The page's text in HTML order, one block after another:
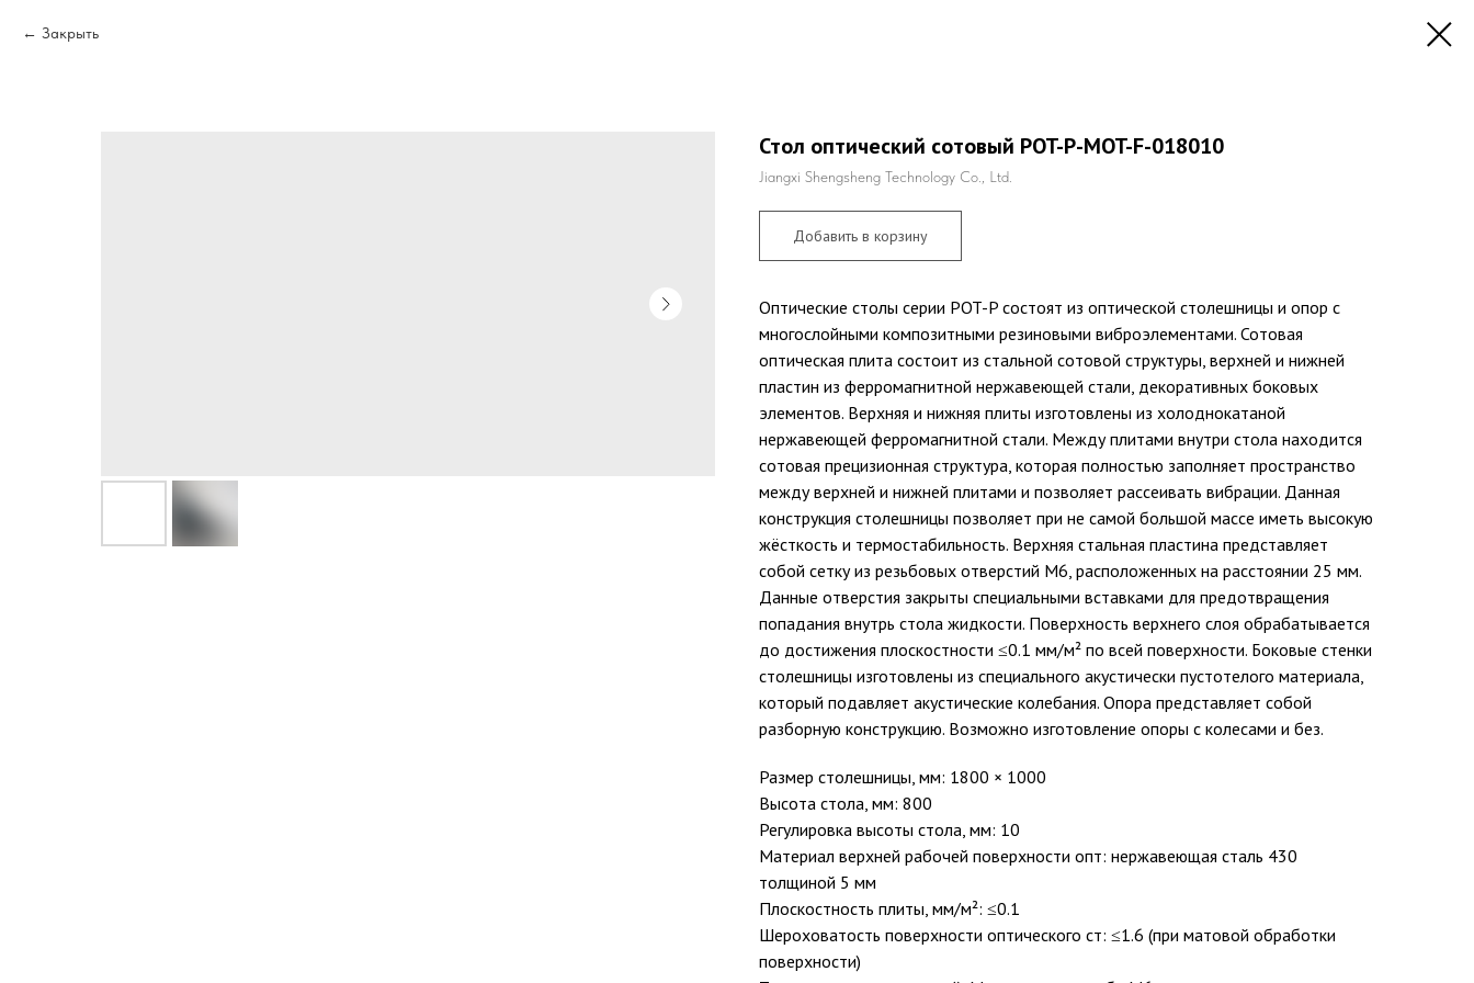
Закрыть
Стол оптический сотовый POT-P-MOT-F-018010
Jiangxi Shengsheng Technology Co., Ltd.
Добавить в корзину
Оптические столы серии POT-P состоят из оптической столешницы и опор с
многослойными композитными резиновыми виброэлементами. Сотовая
оптическая плита состоит из стальной сотовой структуры, верхней и нижней
пластин из ферромагнитной нержавеющей стали, декоративных боковых
элементов. Верхняя и нижняя плиты изготовлены из холоднокатаной
нержавеющей ферромагнитной стали. Между плитами внутри стола находится
сотовая прецизионная структура, которая полностью заполняет пространство
между верхней и нижней плитами и позволяет рассеивать вибрации. Данная
конструкция столешницы позволяет при не самой большой массе иметь высокую
жёсткость и термостабильность. Верхняя стальная пластина представляет
собой сетку из резьбовых отверстий M6, расположенных на расстоянии 25 мм.
Данные отверстия закрыты специальными вставками для предотвращения
попадания внутрь стола жидкости. Поверхность верхнего слоя обрабатывается
до достижения плоскостности ≤0.1 мм/м² по всей поверхности. Боковые стенки
столешницы изготовлены из специального акустически пустотелого материала,
который подавляет акустические колебания. Опора представляет собой
разборную конструкцию. Возможно изготовление опоры с колесами и без.
Размер столешницы, мм: 1800 × 1000
Высота стола, мм: 800
Регулировка высоты стола, мм: 10
Материал верхней рабочей поверхности опт: нержавеющая сталь 430
толщиной 5 мм
Плоскостность плиты, мм/м²: ≤0.1
Шероховатость поверхности оптического ст: ≤1.6 (при матовой обработки
поверхности)